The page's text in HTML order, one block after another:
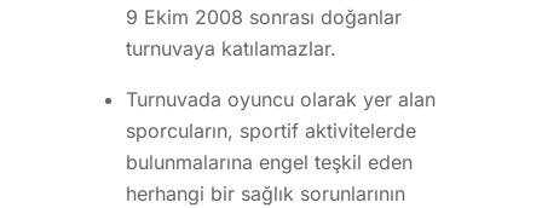
9 Ekim 2008 sonrası doğanlar
turnuvaya katılamazlar.
Turnuvada oyuncu olarak yer alan
sporcuların, sportif aktivitelerde
bulunmalarına engel teşkil eden
herhangi bir sağlık sorunlarının